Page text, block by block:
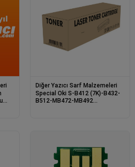
Diğer Yazıcı Sarf Malzemeleri
Special Oki S-B412 (7K)-B432-
B512-MB472-MB492